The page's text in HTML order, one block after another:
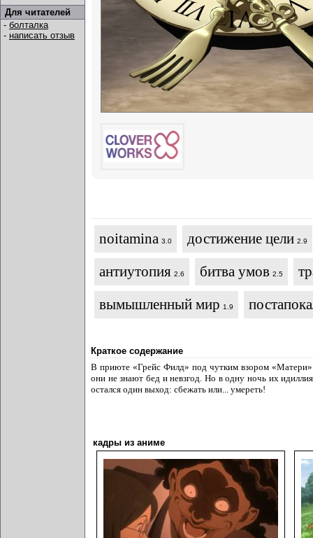
Для читателей
- болталка
- написать отзыв
noitamina 3.0 достижение цели 2.9
антиутопия 2.6 битва умов 2.5
вымышленный мир 1.9
Краткое содержание
В приюте «Грейс Филд» под чутким взором
они не знают бед и невзгод. Но в одну ночь их
остался один выход: сбежать или... умереть!
кадры из аниме